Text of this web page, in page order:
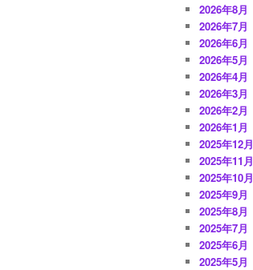
2026年8月
2026年7月
2026年6月
2026年5月
2026年4月
2026年3月
2026年2月
2026年1月
2025年12月
2025年11月
2025年10月
2025年9月
2025年8月
2025年7月
2025年6月
2025年5月